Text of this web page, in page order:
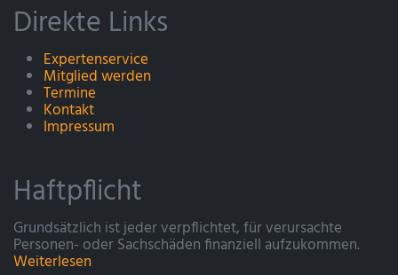
Direkte Links
Expertenservice
Mitglied werden
Termine
Kontakt
Impressum
Haftpflicht
Grundsätzlich ist jeder verpflichtet, für verursachte
Personen- oder Sachschäden finanziell aufzukommen.
Weiterlesen